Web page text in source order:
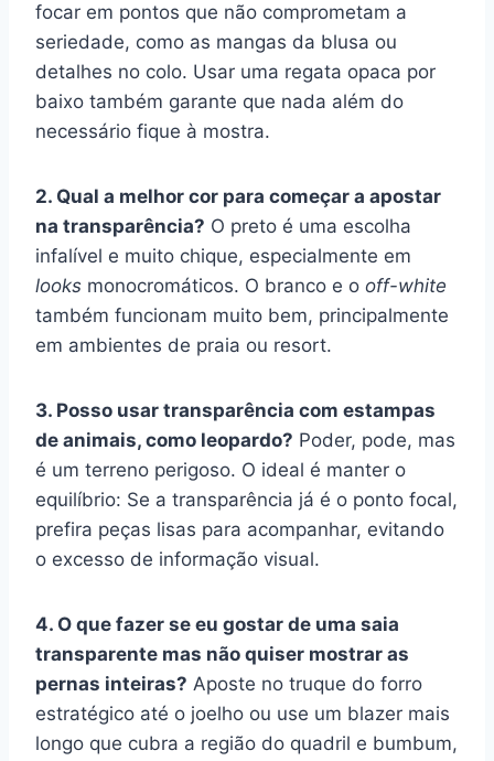
focar em pontos que não comprometam a
seriedade, como as mangas da blusa ou
detalhes no colo. Usar uma regata opaca por
baixo também garante que nada além do
necessário fique à mostra.
2. Qual a melhor cor para começar a apostar
na transparência? O preto é uma escolha
infalível e muito chique, especialmente em
looks monocromáticos. O branco e o off-white
também funcionam muito bem, principalmente
em ambientes de praia ou resort.
3. Posso usar transparência com estampas
de animais, como leopardo? Poder, pode, mas
é um terreno perigoso. O ideal é manter o
equilíbrio: Se a transparência já é o ponto focal,
prefira peças lisas para acompanhar, evitando
o excesso de informação visual.
4. O que fazer se eu gostar de uma saia
transparente mas não quiser mostrar as
pernas inteiras? Aposte no truque do forro
estratégico até o joelho ou use um blazer mais
longo que cubra a região do quadril e bumbum,